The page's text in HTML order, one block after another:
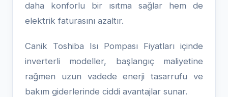
daha konforlu bir ısıtma sağlar hem de
elektrik faturasını azaltır.
Canik Toshiba Isı Pompası Fiyatları içinde
inverterli modeller, başlangıç maliyetine
rağmen uzun vadede enerji tasarrufu ve
bakım giderlerinde ciddi avantajlar sunar.